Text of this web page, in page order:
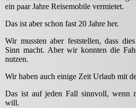
ein paar Jahre Reisemobile vermietet.
Das ist aber schon fast 20 Jahre her.
Wir mussten aber feststellen, dass
Sinn macht. Aber wir konnten die
nutzen.
Wir haben auch einige Zeit Urlaub mit
Das ist auf jeden Fall sinnvoll, wenn
will.